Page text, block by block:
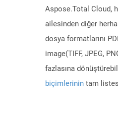
Aspose.Total Cloud,
ailesinden diğer
dosya formatlarını
image(TIFF, JPEG,
fazlasına
biçimlerinin tam